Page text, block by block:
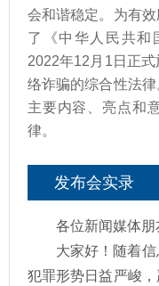
会和谐稳定。为有
了《中华人民共和
2022年12月1日正
络诈骗的综合性法律
主要内容、亮点和
律。
发布会实录
各位新闻媒体朋
大家好！随着
犯罪形势日益严峻